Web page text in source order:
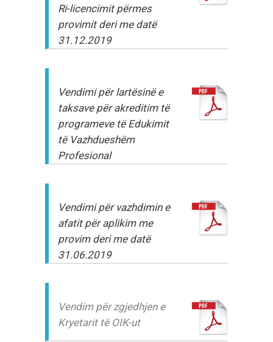
Ri-licencimit përmes
provimit deri me datë
31.12.2019
Vendimi për lartësinë e
taksave për akreditim të
programeve të Edukimit
të Vazhdueshëm
Profesional
Vendimi për vazhdimin e
afatit për aplikim me
provim deri me datë
31.06.2019
Vendim për zgjedhjen e
Kryetarit të OIK-ut